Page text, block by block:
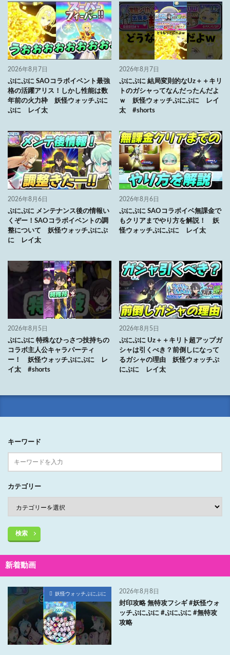
2026年8月7日
ぷにぷに SAOコラボイベント最強
格の活躍アリス！しかし性能は数
年前の火力枠 妖怪ウォッチぷに
ぷに レイ太
2026年8月7日
ぷにぷに 結局変則的なUz＋＋キリ
トのガシャってなんだったんだよ
ｗ 妖怪ウォッチぷにぷに レイ
太 #shorts
2026年8月6日
ぷにぷに メンテナンス後の情報い
くぞー！SAOコラボイベントの調
整について 妖怪ウォッチぷにぷ
に レイ太
2026年8月6日
ぷにぷに SAOコラボイベ無課金で
もクリアまでやり方を解説！ 妖
怪ウォッチぷにぷに レイ太
2026年8月5日
ぷにぷに 特殊なひっさつ技持ちの
コラボ主人公キャラパーティ
ー！ 妖怪ウォッチぷにぷに レ
イ太 #shorts
2026年8月5日
ぷにぷに Uz＋＋キリト超アップガ
シャは引くべき？前倒しになって
るガシャの理由 妖怪ウォッチぷ
にぷに レイ太
キーワード
カテゴリー
検索
新着動画
妖怪ウォッチぷにぷに 2026年8月8日
封印攻略 無特攻フシギ #妖怪ウォ
ッチぷにぷに #ぷにぷに #無特攻
攻略